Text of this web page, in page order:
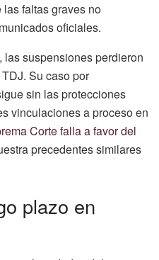
faltas graves no
oficiales.
las suspensiones perdieron
Su caso por
sin las protecciones
vinculaciones a proceso en
Corte falla a favor del
precedentes similares
plazo en